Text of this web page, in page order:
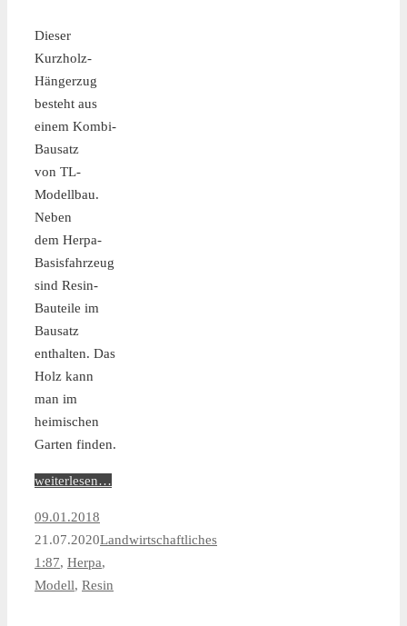
Dieser
Kurzholz-
Hängerzug
besteht aus
einem Kombi-
Bausatz
von TL-
Modellbau.
Neben
dem Herpa-
Basisfahrzeug
sind Resin-
Bauteile im
Bausatz
enthalten. Das
Holz kann
man im
heimischen
Garten finden.
weiterlesen…
09.01.2018
21.07.2020Landwirtschaftliches
1:87, Herpa,
Modell, Resin